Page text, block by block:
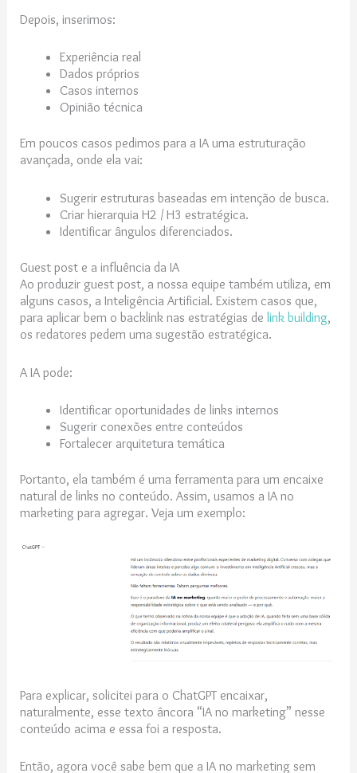
Depois, inserimos:
Experiência real
Dados próprios
Casos internos
Opinião técnica
Em poucos casos pedimos para a IA uma estruturação
avançada, onde ela vai:
Sugerir estruturas baseadas em intenção de busca.
Criar hierarquia H2 / H3 estratégica.
Identificar ângulos diferenciados.
Guest post e a influência da IA
Ao produzir guest post, a nossa equipe também utiliza, em
alguns casos, a Inteligência Artificial. Existem casos que,
para aplicar bem o backlink nas estratégias delink building,
os redatores pedem uma sugestão estratégica.
A IA pode:
Identificar oportunidades de links internos
Sugerir conexões entre conteúdos
Fortalecer arquitetura temática
Portanto, ela também é uma ferramenta para um encaixe
natural de links no conteúdo. Assim, usamos a IA no
marketing para agregar. Veja um exemplo:
Para explicar, solicitei para o ChatGPT encaixar,
naturalmente, esse texto âncora “IA no marketing” nesse
conteúdo acima e essa foi a resposta.
Então, agora você sabe bem que a IA no marketing sem